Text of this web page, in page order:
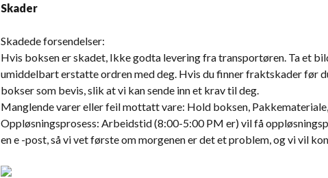
Skader
Skadede forsendelser:
Hvis boksen er skadet, Ikke godta levering fra transportøren. Ta et
umiddelbart erstatte ordren med deg. Hvis du finner fraktskader før
bokser som bevis, slik at vi kan sende inn et krav til deg.
Manglende varer eller feil mottatt vare: Hold boksen,
Oppløsningsprosess: Arbeidstid (8:00-5:00 PM er) vil få
en e -post, så vi vet første om morgenen er det et problem, og vi vil